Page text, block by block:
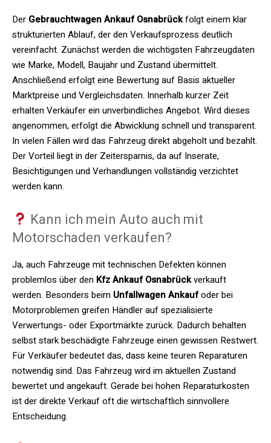
Der Gebrauchtwagen Ankauf Osnabrückfolgt einem klar
strukturierten Ablauf, der den Verkaufsprozess deutlich
vereinfacht. Zunächst werden die wichtigsten Fahrzeugdaten
wie Marke, Modell, Baujahr und Zustand übermittelt.
Anschließend erfolgt eine Bewertung auf Basis aktueller
Marktpreise und Vergleichsdaten. Innerhalb kurzer Zeit
erhalten Verkäufer ein unverbindliches Angebot. Wird dieses
angenommen, erfolgt die Abwicklung schnell und transparent.
In vielen Fällen wird das Fahrzeug direkt abgeholt und bezahlt.
Der Vorteil liegt in der Zeitersparnis, da auf Inserate,
Besichtigungen und Verhandlungen vollständig verzichtet
werden kann.
Kann ich mein Auto auch mit
Motorschaden verkaufen?
Ja, auch Fahrzeuge mit technischen Defekten können
problemlos über den Kfz Ankauf Osnabrückverkauft
werden. Besonders beim Unfallwagen Ankaufoder bei
Motorproblemen greifen Händler auf spezialisierte
Verwertungs- oder Exportmärkte zurück. Dadurch behalten
selbst stark beschädigte Fahrzeuge einen gewissen Restwert.
Für Verkäufer bedeutet das, dass keine teuren Reparaturen
notwendig sind. Das Fahrzeug wird im aktuellen Zustand
bewertet und angekauft. Gerade bei hohen Reparaturkosten
ist der direkte Verkauf oft die wirtschaftlich sinnvollere
Entscheidung.